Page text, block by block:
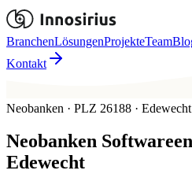
BranchenLösungenProjekteTeam
Kontakt
Neobanken · PLZ 26188 · Edewecht
Neobanken
Edewecht